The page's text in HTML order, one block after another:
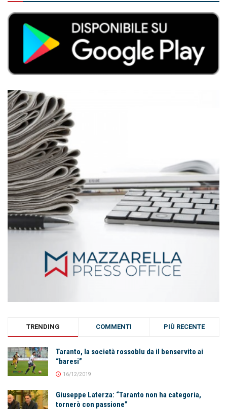
TRENDING COMMENTI PIÙ RECENTE
Taranto, la società rossoblu da il benservito ai
“baresi”
16/12/2019
Giuseppe Laterza: “Taranto non ha categoria,
tornerò con passione”